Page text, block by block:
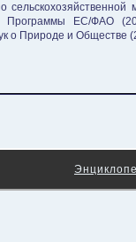
Программы ЕС/ФАО
о Природе и Обществе